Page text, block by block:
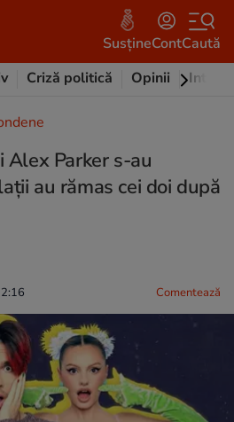
SusțineContCaută
Criză politică Opinii
Parker s-au
au rămas cei doi după
Comentează